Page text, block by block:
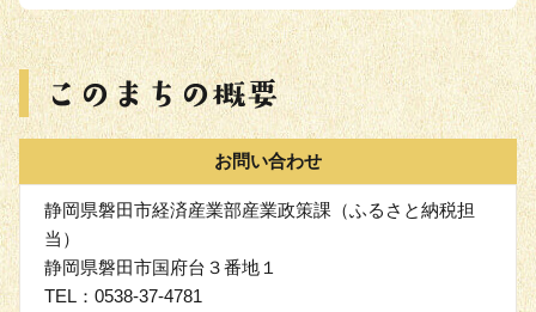
お問い合わせ
静岡県磐田市経済産業部産業政策課（ふるさと納税担
当）
静岡県磐田市国府台３番地１
TEL：0538-37-4781